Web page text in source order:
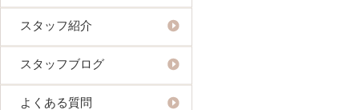
スタッフ紹介
スタッフブログ
よくある質問